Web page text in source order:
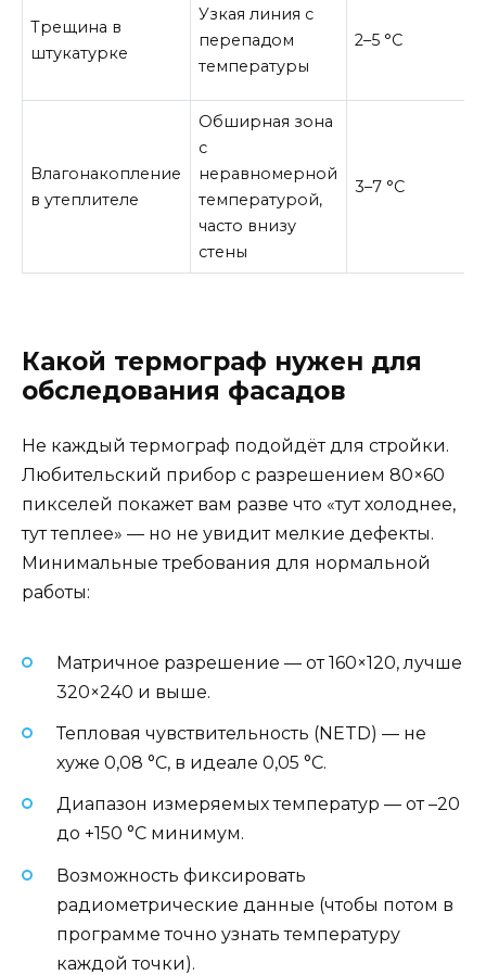
Трещина в
штукатурке
Узкая линия с
перепадом
температуры
2–5 °C
Влагонакопление
в утеплителе
Обширная зона
с
неравномерной
температурой,
часто внизу
стены
3–7 °C
Какой термограф нужен для
обследования фасадов
Не каждый термограф подойдёт для стройки.
Любительский прибор с разрешением 80×60
пикселей покажет вам разве что «тут холоднее,
тут теплее» — но не увидит мелкие дефекты.
Минимальные требования для нормальной
работы:
Матричное разрешение — от 160×120, лучше
320×240 и выше.
Тепловая чувствительность (NETD) — не
хуже 0,08 °C, в идеале 0,05 °C.
Диапазон измеряемых температур — от –20
до +150 °C минимум.
Возможность фиксировать
радиометрические данные (чтобы потом в
программе точно узнать температуру
каждой точки).